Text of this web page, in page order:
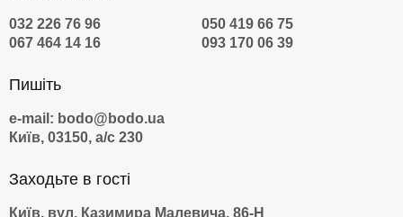
032 226 76 96
050 419 66 75
067 464 14 16
093 170 06 39
Пишіть
e-mail: bodo@bodo.ua
Київ, 03150, а/с 230
Заходьте в гості
Київ, вул. Казимира Малевича, 86-Н